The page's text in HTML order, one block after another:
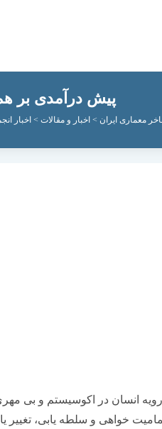
پیش درآمدی بر
معماری ایران > اخبار و مقالات > اخبار
انسان در اکوسیستم و بی
خواهی و سلطه یابی، تغییر